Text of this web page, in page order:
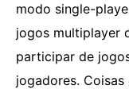
modo single-
jogos multiplayer
participar de
jogadores.